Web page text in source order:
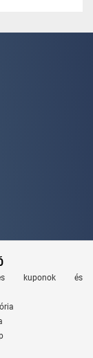
kuponok és